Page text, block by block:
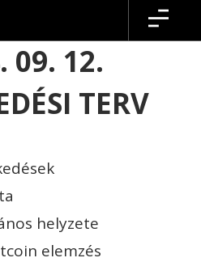
09. 12.
TERV
helyzete
elemzés